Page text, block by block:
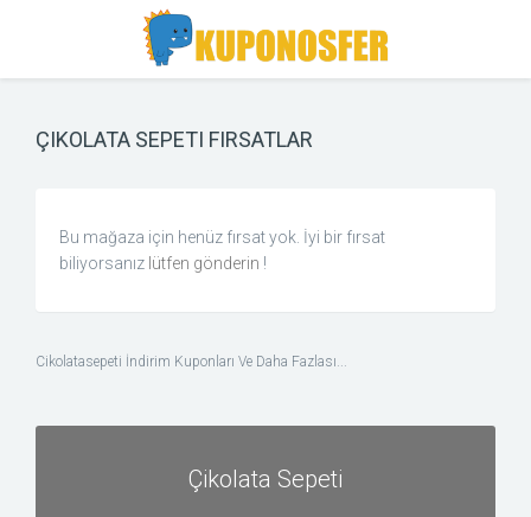
navigation
ÇIKOLATA SEPETI FIRSATLAR
Bu mağaza için henüz fırsat yok. İyi bir fırsat
biliyorsanız lütfen gönderin !
Cikolatasepeti İndirim Kuponları Ve Daha Fazlası...
Çikolata Sepeti